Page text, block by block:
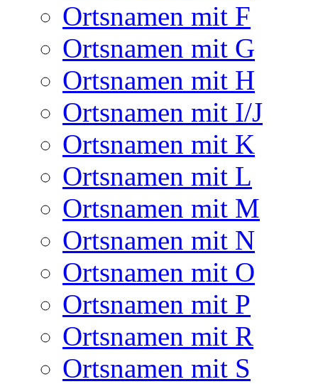
Ortsnamen mit F
Ortsnamen mit G
Ortsnamen mit H
Ortsnamen mit I/J
Ortsnamen mit K
Ortsnamen mit L
Ortsnamen mit M
Ortsnamen mit N
Ortsnamen mit O
Ortsnamen mit P
Ortsnamen mit R
Ortsnamen mit S